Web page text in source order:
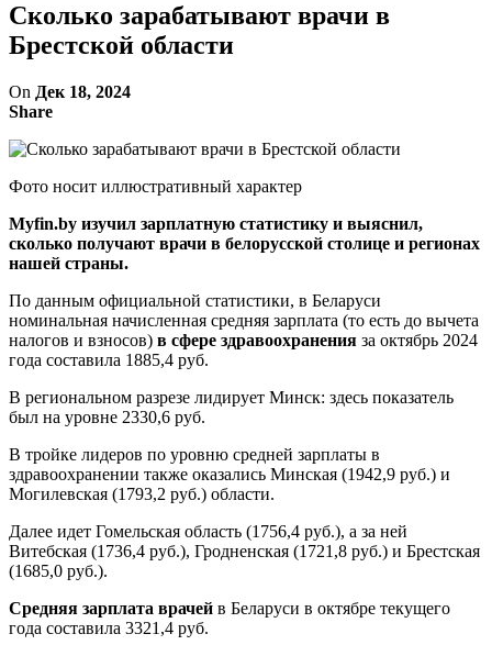
Сколько зарабатывают врачи в
Брестской области
On Дек 18, 2024
Share
Фото носит иллюстративный характер
Myfin.by изучил зарплатную статистику и выяснил,
сколько получают врачи в белорусской столице и регионах
нашей страны.
По данным официальной статистики, в Беларуси
номинальная начисленная средняя зарплата (то есть до вычета
налогов и взносов) в сфере здравоохранения за октябрь 2024
года составила 1885,4 руб.
В региональном разрезе лидирует Минск: здесь показатель
был на уровне 2330,6 руб.
В тройке лидеров по уровню средней зарплаты в
здравоохранении также оказались Минская (1942,9 руб.) и
Могилевская (1793,2 руб.) области.
Далее идет Гомельская область (1756,4 руб.), а за ней
Витебская (1736,4 руб.), Гродненская (1721,8 руб.) и Брестская
(1685,0 руб.).
Средняя зарплата врачей в Беларуси в октябре текущего
года составила 3321,4 руб.